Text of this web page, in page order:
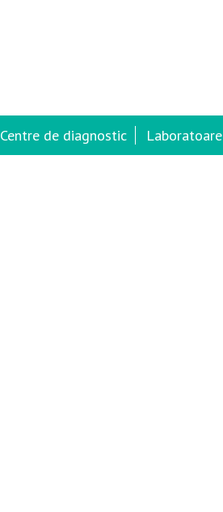
Centre de diagnostic Laboratoare